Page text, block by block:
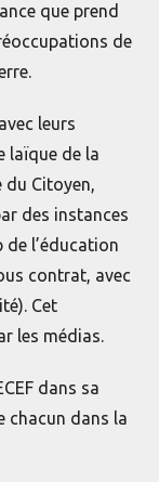
que prend
de
leurs
laïque de la
du Citoyen,
des instances
de l’éducation
contrat, avec
Cet
les médias.
dans sa
chacun dans la